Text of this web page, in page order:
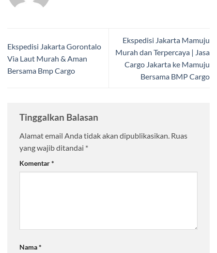
Ekspedisi Jakarta Gorontalo
Via Laut Murah & Aman
Bersama Bmp Cargo
Ekspedisi Jakarta Mamuju
Murah dan Terpercaya | Jasa
Cargo Jakarta ke Mamuju
Bersama BMP Cargo
Tinggalkan Balasan
Alamat email Anda tidak akan dipublikasikan. Ruas
yang wajib ditandai *
Komentar*
Nama*